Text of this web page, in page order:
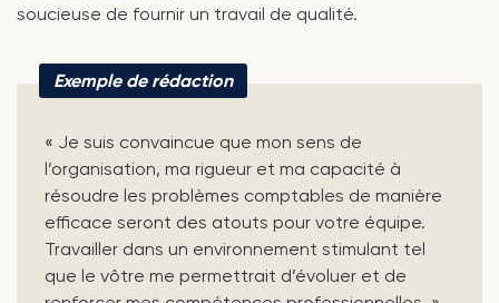
soucieuse de fournir un travail de qualité.
Exemple de rédaction
« Je suis convaincue que mon sens de
l’organisation, ma rigueur et ma capacité à
résoudre les problèmes comptables de manière
efficace seront des atouts pour votre équipe.
Travailler dans un environnement stimulant tel
que le vôtre me permettrait d’évoluer et de